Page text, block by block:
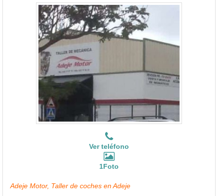
Ver teléfono
1Foto
Adeje Motor, Taller de coches en Adeje